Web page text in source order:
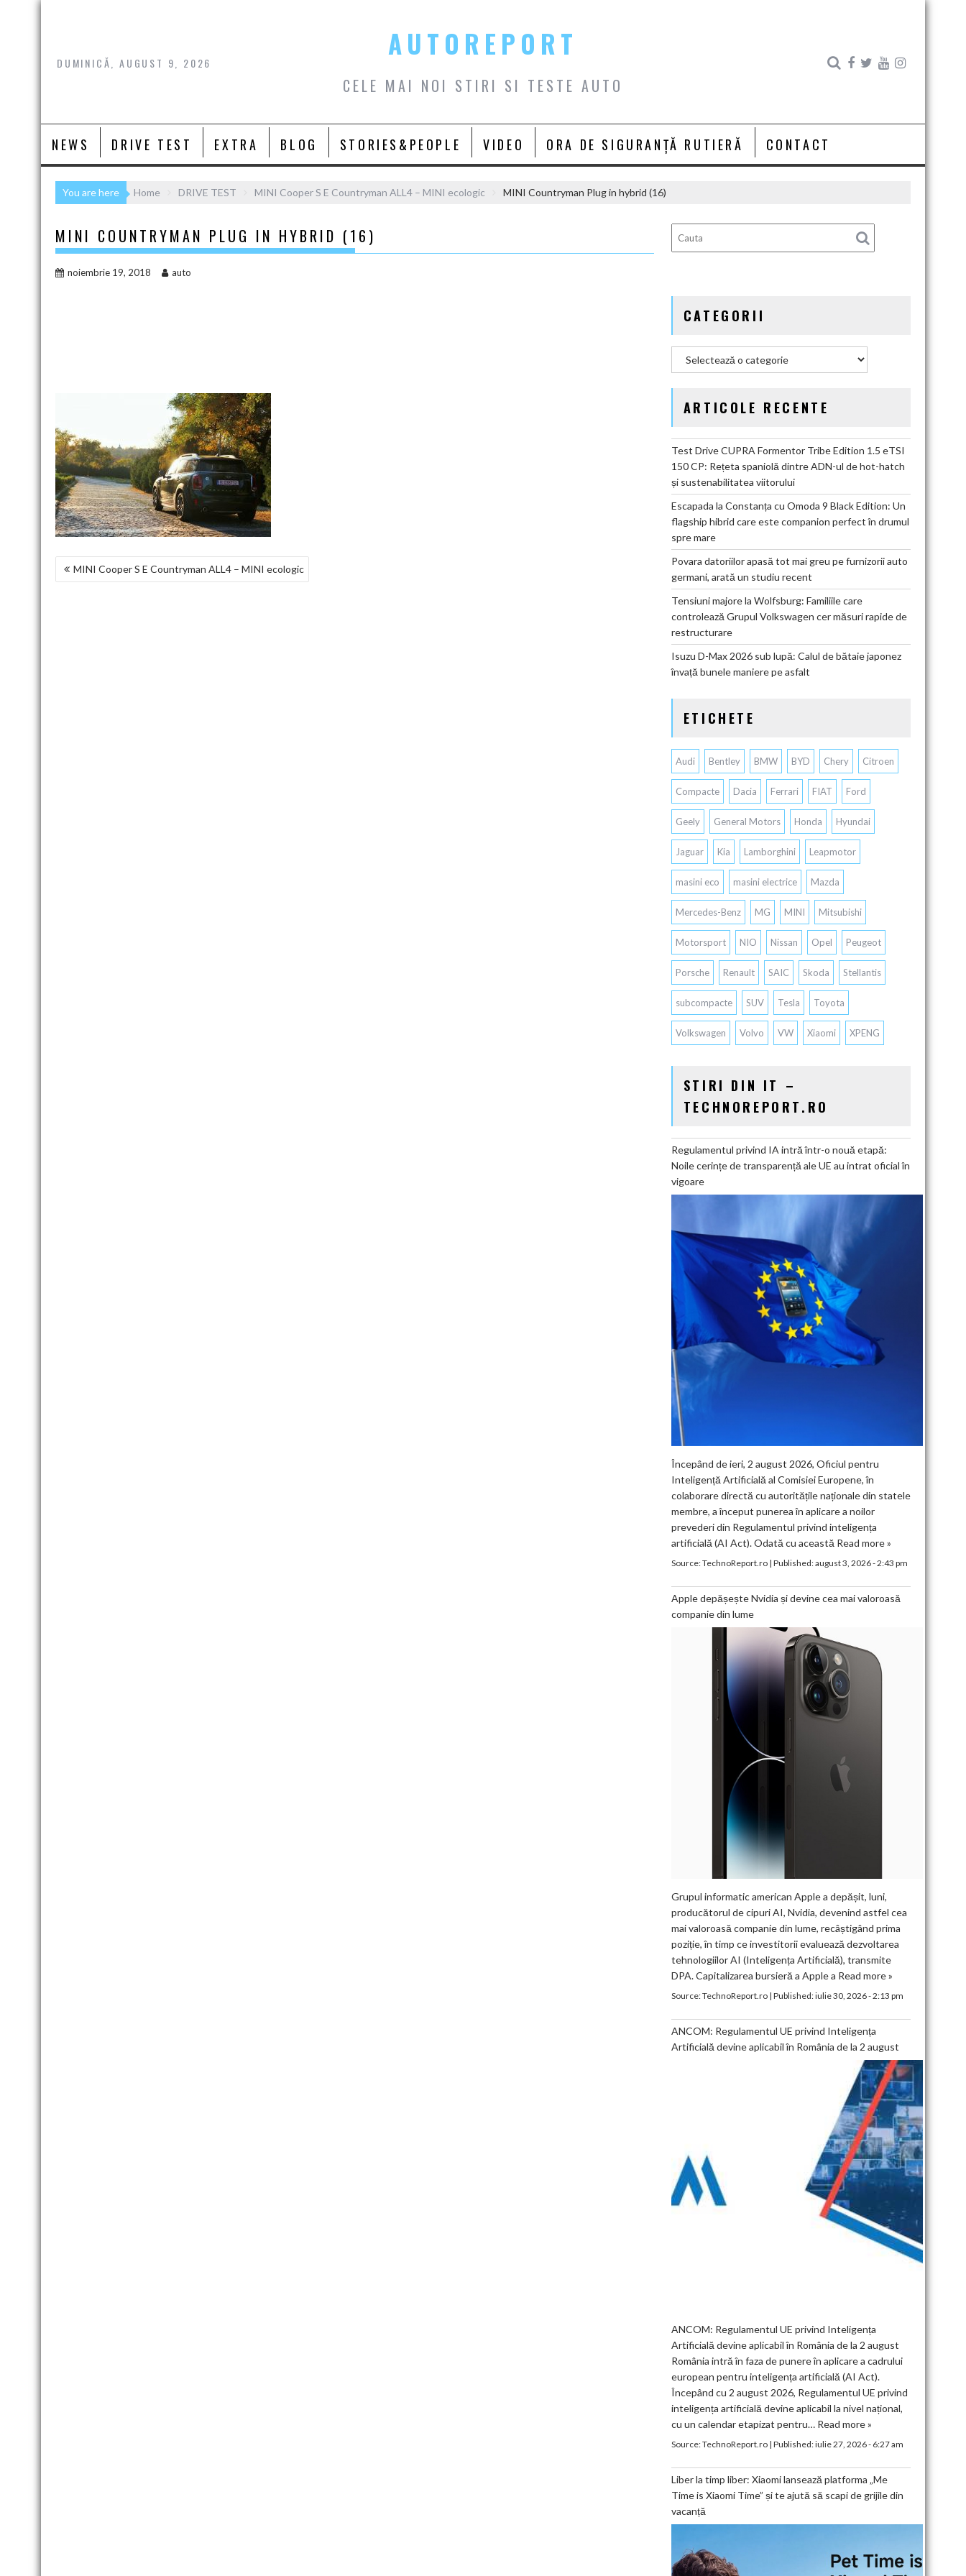
Skip
DUMINICĂ, AUGUST 9, 2026
AUTOREPORT
CELE MAI NOI STIRI SI TESTE AUTO
NEWS DRIVE TEST EXTRA BLOG STORIES&PEOPLE VIDEO ORA DE SIGURANȚĂ RUTIERĂ CONTACT
You are here Home DRIVE TEST MINI Cooper S E Countryman ALL4 – MINI ecologic MINI Countryman Plug in hybrid (16)
MINI COUNTRYMAN PLUG IN HYBRID (16)
noiembrie 19, 2018 auto
NAVIGARE
MINI Cooper S E Countryman ALL4 – MINI ecologic
CATEGORII
ARTICOLE RECENTE
Test Drive CUPRA Formentor Tribe Edition 1.5 eTSI
150 CP: Rețeta spaniolă dintre ADN-ul de hot-hatch
și sustenabilitatea viitorului
Escapada la Constanța cu Omoda 9 Black Edition: Un
flagship hibrid care este companion perfect în drumul
spre mare
Povara datoriilor apasă tot mai greu pe furnizorii auto
germani, arată un studiu recent
Tensiuni majore la Wolfsburg: Familiile care
controlează Grupul Volkswagen cer măsuri rapide de
restructurare
Isuzu D-Max 2026 sub lupă: Calul de bătaie japonez
învață bunele maniere pe asfalt
ETICHETE
Audi Bentley BMW BYD Chery Citroen
Compacte Dacia Ferrari FIAT Ford
Geely General Motors Honda Hyundai
Jaguar Kia Lamborghini Leapmotor
masini eco masini electrice Mazda
Mercedes-Benz MG MINI Mitsubishi
Motorsport NIO Nissan Opel Peugeot
Porsche Renault SAIC Skoda Stellantis
subcompacte SUV Tesla Toyota
Volkswagen Volvo VW Xiaomi XPENG
STIRI DIN IT –
TECHNOREPORT.RO
Regulamentul privind IA intră într-o nouă etapă:
Noile cerințe de transparență ale UE au intrat oficial în
vigoare
Începând de ieri, 2 august 2026, Oficiul pentru
Inteligență Artificială al Comisiei Europene, în
colaborare directă cu autoritățile naționale din statele
membre, a început punerea în aplicare a noilor
prevederi din Regulamentul privind inteligența
artificială (AI Act). Odată cu această Read more »
Source:TechnoReport.ro| Published:august 3, 2026 - 2:43 pm
Apple depășește Nvidia și devine cea mai valoroasă
companie din lume
Grupul informatic american Apple a depășit, luni,
producătorul de cipuri AI, Nvidia, devenind astfel cea
mai valoroasă companie din lume, recâștigând prima
poziție, în timp ce investitorii evaluează dezvoltarea
tehnologiilor AI (Inteligența Artificială), transmite
DPA. Capitalizarea bursieră a Apple a Read more »
Source:TechnoReport.ro| Published:iulie 30, 2026 - 2:13 pm
ANCOM: Regulamentul UE privind Inteligența
Artificială devine aplicabil în România de la 2 august
ANCOM: Regulamentul UE privind Inteligența
Artificială devine aplicabil în România de la 2 august
România intră în faza de punere în aplicare a cadrului
european pentru inteligența artificială (AI Act).
Începând cu 2 august 2026, Regulamentul UE privind
inteligența artificială devine aplicabil la nivel național,
cu un calendar etapizat pentru… Read more »
Source:TechnoReport.ro| Published:iulie 27, 2026 - 6:27 am
Liber la timp liber: Xiaomi lansează platforma „Me
Time is Xiaomi Time” și te ajută să scapi de grijile din
vacanță